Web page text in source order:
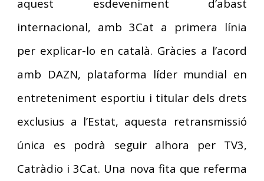
aquest esdeveniment d’abast
internacional, amb 3Cat a primera línia
per explicar-lo en català. Gràcies a l’acord
amb DAZN, plataforma líder mundial en
entreteniment esportiu i titular dels drets
exclusius a l’Estat, aquesta retransmissió
única es podrà seguir alhora per TV3,
Catràdio i 3Cat. Una nova fita que referma